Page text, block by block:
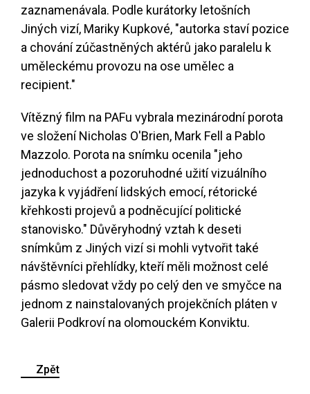
zaznamenávala. Podle kurátorky letošních
Jiných vizí, Mariky Kupkové, "autorka staví pozice
a chování zúčastněných aktérů jako paralelu k
uměleckému provozu na ose umělec a
recipient."
Vítězný film na PAFu vybrala mezinárodní porota
ve složení Nicholas O'Brien, Mark Fell a Pablo
Mazzolo. Porota na snímku ocenila "jeho
jednoduchost a pozoruhodné užití vizuálního
jazyka k vyjádření lidských emocí, rétorické
křehkosti projevů a podněcující politické
stanovisko." Důvěryhodný vztah k deseti
snímkům z Jiných vizí si mohli vytvořit také
návštěvníci přehlídky, kteří měli možnost celé
pásmo sledovat vždy po celý den ve smyčce na
jednom z nainstalovaných projekčních pláten v
Galerii Podkroví na olomouckém Konviktu.
Zpět